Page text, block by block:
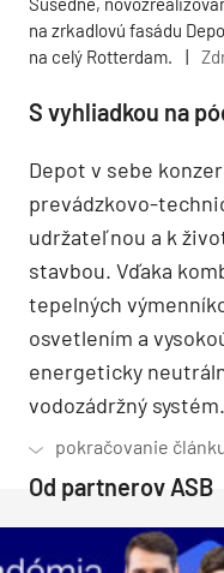
na zrkadlovú fasádu
na celý Rotterdam.
|
S vyhliadkou na
Depot v sebe
prevádzkovo-
udržateľnou a k
stavbou. Vďaka
tepelných
osvetlením a
energeticky
vodozádržný systém.
Od partnerov ASB